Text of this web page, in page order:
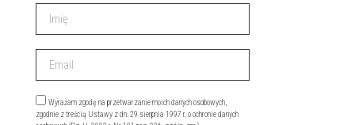
Wyrażam zgodę na przetwarzanie moich danych osobowych,
zgodnie z treścią Ustawy z dn. 29 sierpnia 1997 r. o ochronie danych